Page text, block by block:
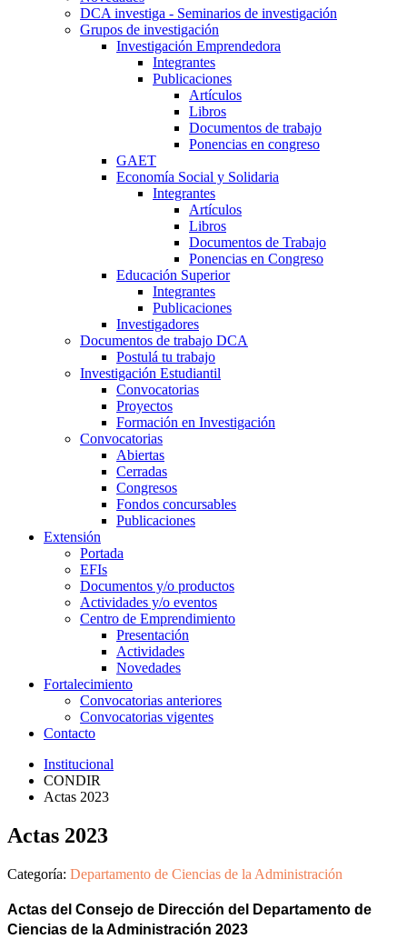
DCA investiga - Seminarios de investigación
Grupos de investigación
Investigación Emprendedora
Integrantes
Publicaciones
Artículos
Libros
Documentos de trabajo
Ponencias en congreso
GAET
Economía Social y Solidaria
Integrantes
Artículos
Libros
Documentos de Trabajo
Ponencias en Congreso
Educación Superior
Integrantes
Publicaciones
Investigadores
Documentos de trabajo DCA
Postulá tu trabajo
Investigación Estudiantil
Convocatorias
Proyectos
Formación en Investigación
Convocatorias
Abiertas
Cerradas
Congresos
Fondos concursables
Publicaciones
Extensión
Portada
EFIs
Documentos y/o productos
Actividades y/o eventos
Centro de Emprendimiento
Presentación
Actividades
Novedades
Fortalecimiento
Convocatorias anteriores
Convocatorias vigentes
Contacto
Institucional
CONDIR
Actas 2023
Actas 2023
Categoría: Departamento de Ciencias de la Administración
Actas del Consejo de Dirección del Departamento de
Ciencias de la Administración 2023